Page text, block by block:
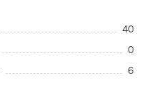
40
0
6